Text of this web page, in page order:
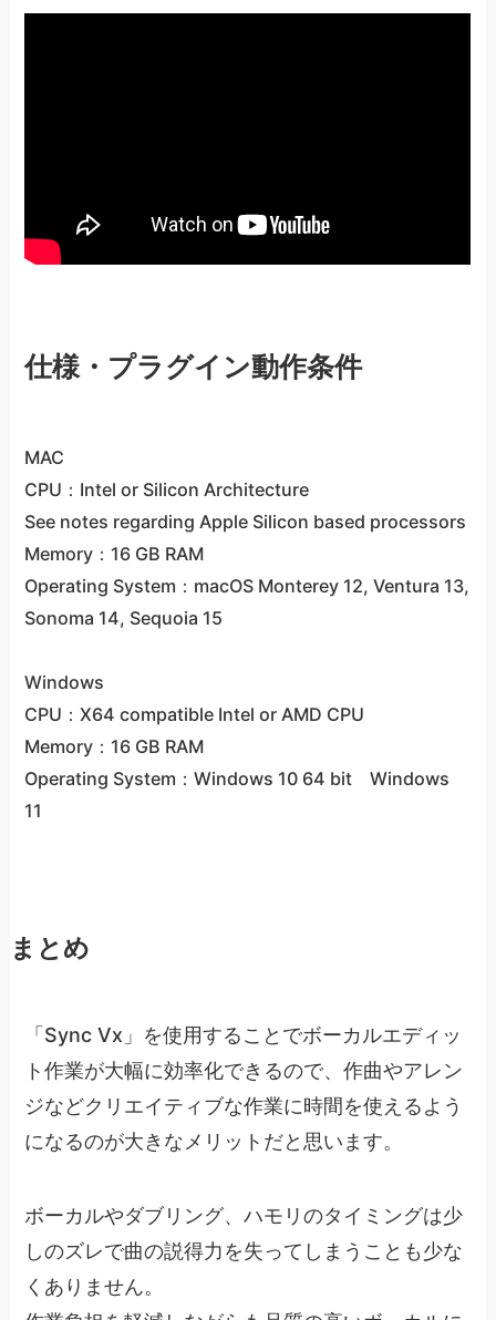
仕様・プラグイン動作条件
MAC
CPU：Intel or Silicon Architecture
See notes regarding Apple Silicon based processors
Memory：16 GB RAM
Operating System：macOS Monterey 12, Ventura 13,
Sonoma 14, Sequoia 15
Windows
CPU：X64 compatible Intel or AMD CPU
Memory：16 GB RAM
Operating System：Windows 10 64 bit Windows
11
まとめ
「Sync Vx」を使用することでボーカルエディッ
ト作業が大幅に効率化できるので、作曲やアレン
ジなどクリエイティブな作業に時間を使えるよう
になるのが大きなメリットだと思います。
ボーカルやダブリング、ハモリのタイミングは少
しのズレで曲の説得力を失ってしまうことも少な
くありません。